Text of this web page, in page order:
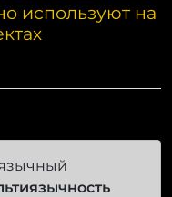
используют на